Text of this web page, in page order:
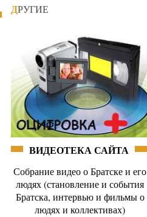
ДРУГИЕ
ВИДЕОТЕКА САЙТА
Собрание видео о Братске и его
людях (становление и события
Братска, интервью и фильмы о
людях и коллективах)